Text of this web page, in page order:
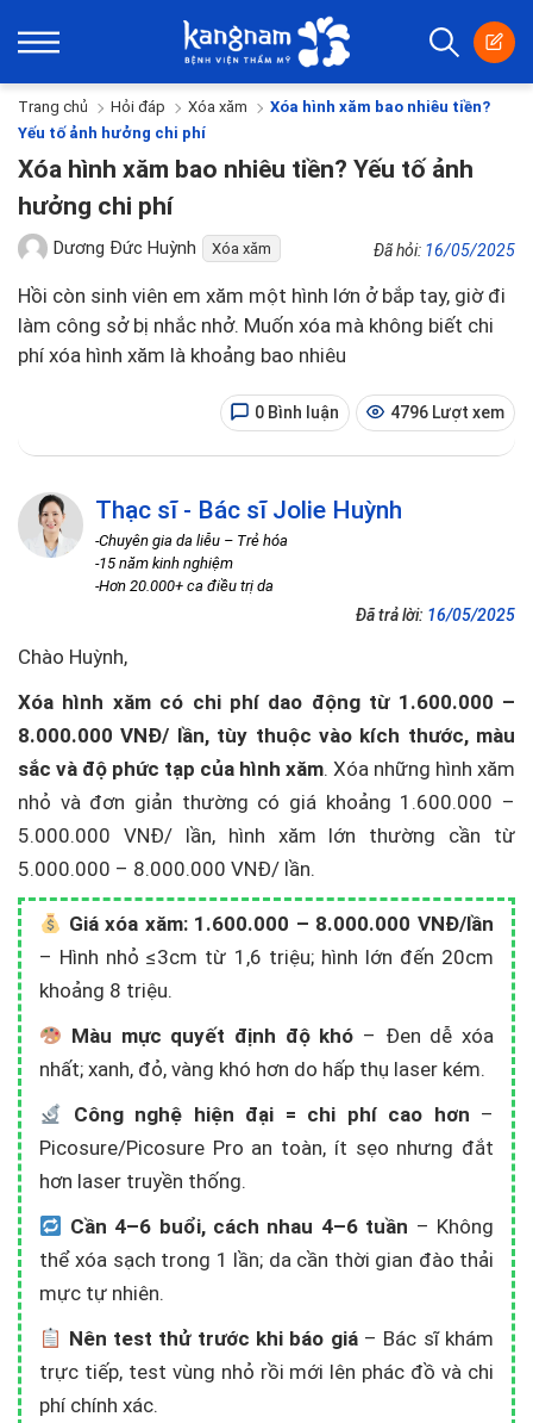
Trang chủ Hỏi đáp Xóa xăm
Xóa hình xăm bao nhiêu tiền?
Yếu tố ảnh hưởng chi phí
Xóa hình xăm bao nhiêu tiền? Yếu tố ảnh
hưởng chi phí
Dương Đức Huỳnh Xóa xăm Đã hỏi: 16/05/2025
Hồi còn sinh viên em xăm một hình lớn ở bắp tay, giờ đi
làm công sở bị nhắc nhở. Muốn xóa mà không biết chi
phí xóa hình xăm là khoảng bao nhiêu
0 Bình luận 4796 Lượt xem
Thạc sĩ - Bác sĩ Jolie Huỳnh
-Chuyên gia da liễu – Trẻ hóa
-15 năm kinh nghiệm
-Hơn 20.000+ ca điều trị da
Đã trả lời: 16/05/2025
Chào Huỳnh,
Xóa hình xăm có chi phí dao động từ 1.600.000 –
8.000.000 VNĐ/ lần, tùy thuộc vào kích thước, màu
sắc và độ phức tạp của hình xăm. Xóa những hình xăm
nhỏ và đơn giản thường có giá khoảng 1.600.000 –
5.000.000 VNĐ/ lần, hình xăm lớn thường cần từ
5.000.000 – 8.000.000 VNĐ/ lần.
Giá xóa xăm: 1.600.000 – 8.000.000 VNĐ/lần
– Hình nhỏ ≤3cm từ 1,6 triệu; hình lớn đến 20cm
khoảng 8 triệu.
Màu mực quyết định độ khó – Đen dễ xóa
nhất; xanh, đỏ, vàng khó hơn do hấp thụ laser kém.
Công nghệ hiện đại = chi phí cao hơn –
Picosure/Picosure Pro an toàn, ít sẹo nhưng đắt
hơn laser truyền thống.
Cần 4–6 buổi, cách nhau 4–6 tuần – Không
thể xóa sạch trong 1 lần; da cần thời gian đào thải
mực tự nhiên.
Nên test thử trước khi báo giá– Bác sĩ khám
trực tiếp, test vùng nhỏ rồi mới lên phác đồ và chi
phí chính xác.